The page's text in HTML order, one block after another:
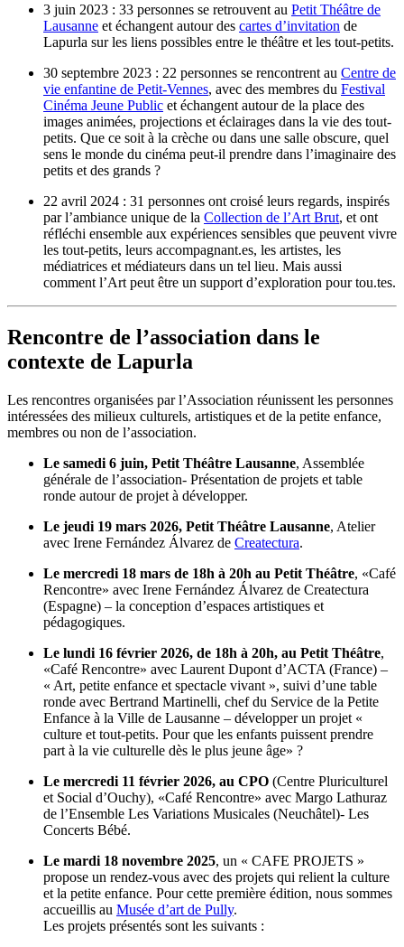
3 juin 2023 : 33 personnes se retrouvent au Petit Théâtre de
Lausanne et échangent autour des cartes d’invitation de
Lapurla sur les liens possibles entre le théâtre et les tout-petits.
30 septembre 2023 : 22 personnes se rencontrent au Centre de
vie enfantine de Petit-Vennes, avec des membres du Festival
Cinéma Jeune Public et échangent autour de la place des
images animées, projections et éclairages dans la vie des tout-
petits. Que ce soit à la crèche ou dans une salle obscure, quel
sens le monde du cinéma peut-il prendre dans l’imaginaire des
petits et des grands ?
22 avril 2024 : 31 personnes ont croisé leurs regards, inspirés
par l’ambiance unique de la Collection de l’Art Brut, et ont
réfléchi ensemble aux expériences sensibles que peuvent vivre
les tout-petits, leurs accompagnant.es, les artistes, les
médiatrices et médiateurs dans un tel lieu. Mais aussi
comment l’Art peut être un support d’exploration pour tou.tes.
Rencontre de l’association dans le
contexte de Lapurla
Les rencontres organisées par l’Association réunissent les personnes
intéressées des milieux culturels, artistiques et de la petite enfance,
membres ou non de l’association.
Le samedi 6 juin, Petit Théâtre Lausanne, Assemblée
générale de l’association- Présentation de projets et table
ronde autour de projet à développer.
Le jeudi 19 mars 2026, Petit Théâtre Lausanne, Atelier
avec Irene Fernández Álvarez de Createctura.
Le mercredi 18 mars de 18h à 20h au Petit Théâtre, «Café
Rencontre» avec Irene Fernández Álvarez de Createctura
(Espagne) – la conception d’espaces artistiques et
pédagogiques.
Le lundi 16 février 2026, de 18h à 20h, au Petit Théâtre,
«Café Rencontre» avec Laurent Dupont d’ACTA (France) –
« Art, petite enfance et spectacle vivant », suivi d’une table
ronde avec Bertrand Martinelli, chef du Service de la Petite
Enfance à la Ville de Lausanne – développer un projet «
culture et tout-petits. Pour que les enfants puissent prendre
part à la vie culturelle dès le plus jeune âge» ?
Le mercredi 11 février 2026, au CPO (Centre Pluriculturel
et Social d’Ouchy), «Café Rencontre» avec Margo Lathuraz
de l’Ensemble Les Variations Musicales (Neuchâtel)- Les
Concerts Bébé.
Le mardi 18 novembre 2025, un « CAFE PROJETS »
propose un rendez-vous avec des projets qui relient la culture
et la petite enfance. Pour cette première édition, nous sommes
accueillis au Musée d’art de Pully.
Les projets présentés sont les suivants :